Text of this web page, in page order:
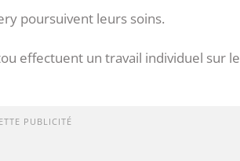
poursuivent leurs soins.
effectuent un travail individuel sur le
PUBLICITÉ